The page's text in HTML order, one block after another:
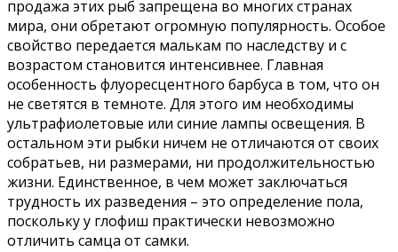
продажа этих рыб запрещена во многих странах
мира, они обретают огромную популярность. Особое
свойство передается малькам по наследству и с
возрастом становится интенсивнее. Главная
особенность флуоресцентного барбуса в том, что он
не светятся в темноте. Для этого им необходимы
ультрафиолетовые или синие лампы освещения. В
остальном эти рыбки ничем не отличаются от своих
собратьев, ни размерами, ни продолжительностью
жизни. Единственное, в чем может заключаться
трудность их разведения – это определение пола,
поскольку у глофиш практически невозможно
отличить самца от самки.